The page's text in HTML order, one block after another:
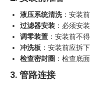
液压系统清洗：安装
过滤器安装 ：必须安
调零装置 ：安装前不
冲洗板 ：安装前应拆
检查密封圈 ：检查底
3. 管路连接